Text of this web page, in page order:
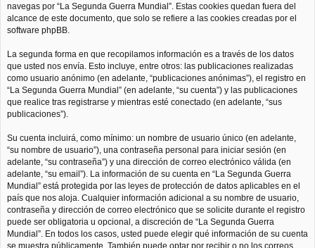
navegas por “La Segunda Guerra Mundial”. Estas cookies quedan fuera del
alcance de este documento, que solo se refiere a las cookies creadas por el
software phpBB.
La segunda forma en que recopilamos información es a través de los datos
que usted nos envía. Esto incluye, entre otros: las publicaciones realizadas
como usuario anónimo (en adelante, “publicaciones anónimas”), el registro en
“La Segunda Guerra Mundial” (en adelante, “su cuenta”) y las publicaciones
que realice tras registrarse y mientras esté conectado (en adelante, “sus
publicaciones”).
Su cuenta incluirá, como mínimo: un nombre de usuario único (en adelante,
“su nombre de usuario”), una contraseña personal para iniciar sesión (en
adelante, “su contraseña”) y una dirección de correo electrónico válida (en
adelante, “su email”). La información de su cuenta en “La Segunda Guerra
Mundial” está protegida por las leyes de protección de datos aplicables en el
país que nos aloja. Cualquier información adicional a su nombre de usuario,
contraseña y dirección de correo electrónico que se solicite durante el registro
puede ser obligatoria u opcional, a discreción de “La Segunda Guerra
Mundial”. En todos los casos, usted puede elegir qué información de su cuenta
se muestra públicamente. También puede optar por recibir o no los correos